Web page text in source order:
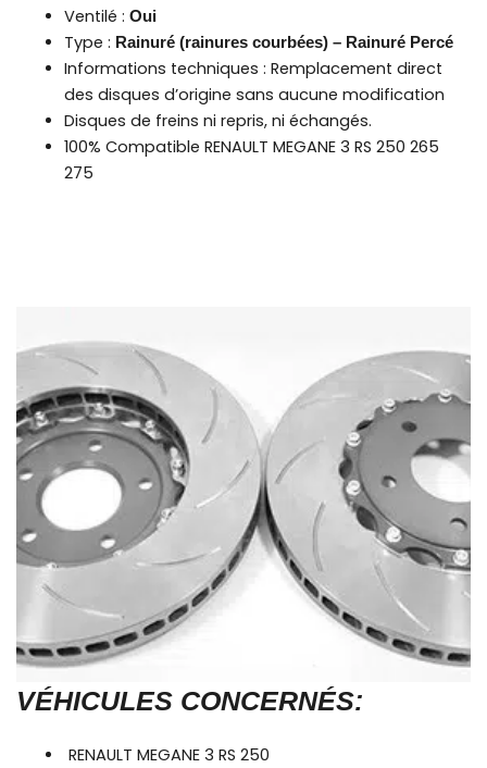
Ventilé : Oui
Type : Rainuré (rainures courbées) – Rainuré Percé
Informations techniques : Remplacement direct
des disques d’origine sans aucune modification
Disques de freins ni repris, ni échangés.
100% Compatible RENAULT MEGANE 3 RS 250 265
275
VÉHICULES CONCERNÉS:
RENAULT MEGANE 3 RS 250